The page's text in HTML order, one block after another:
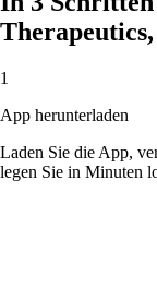
1
App herunterladen
Laden Sie die App,
legen Sie in Minuten